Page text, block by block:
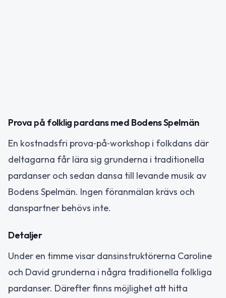
Prova på folklig pardans med Bodens Spelmän
En kostnadsfri prova‑på‑workshop i folkdans där
deltagarna får lära sig grunderna i traditionella
pardanser och sedan dansa till levande musik av
Bodens Spelmän. Ingen föranmälan krävs och
danspartner behövs inte.
Detaljer
Under en timme visar dansinstruktörerna Caroline
och David grunderna i några traditionella folkliga
pardanser. Därefter finns möjlighet att hitta